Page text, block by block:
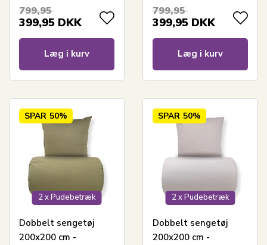
799,95
399,95 DKK
Læg i kurv
799,95
399,95 DKK
Læg i kurv
2 x Pudebetræk
SPAR 50%
Dobbelt sengetøj
200x200 cm -
2 x Pudebetræk
SPAR 50%
Dobbelt sengetøj
200x200 cm -